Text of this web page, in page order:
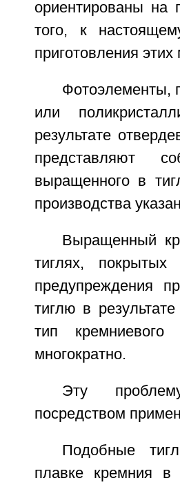
ориентированы на
того, к
приготовления
Фотоэлементы,
или
результате
представляют
выращенного в
производства
Выращенный
тиглях,
предупреждения
тиглю в
тип
многократно.
Эту
посредством
Подобные
плавке кремния в